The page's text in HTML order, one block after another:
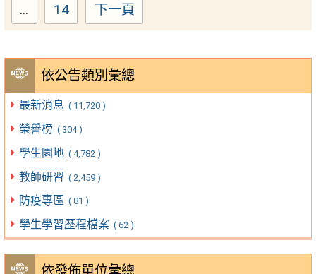
依公告類別彙總
最新消息 ( 11,720 )
榮譽榜 ( 304 )
學生園地 ( 4,782 )
教師研習 ( 2,459 )
防疫專區 ( 81 )
學生學習歷程檔案 ( 62 )
...
Page
14 下一頁